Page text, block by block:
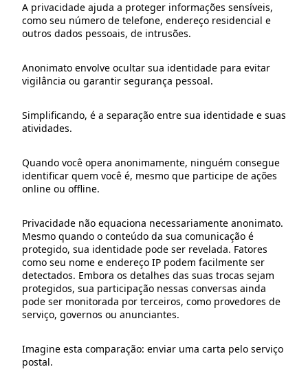
A privacidade ajuda a proteger informações sensíveis,
como seu número de telefone, endereço residencial e
outros dados pessoais, de intrusões.
Anonimato envolve ocultar sua identidade para evitar
vigilância ou garantir segurança pessoal.
Simplificando, é a separação entre sua identidade e suas
atividades.
Quando você opera anonimamente, ninguém consegue
identificar quem você é, mesmo que participe de ações
online ou offline.
Privacidade não equaciona necessariamente anonimato.
Mesmo quando o conteúdo da sua comunicação é
protegido, sua identidade pode ser revelada. Fatores
como seu nome e endereço IP podem facilmente ser
detectados. Embora os detalhes das suas trocas sejam
protegidos, sua participação nessas conversas ainda
pode ser monitorada por terceiros, como provedores de
serviço, governos ou anunciantes.
Imagine esta comparação: enviar uma carta pelo serviço
postal.